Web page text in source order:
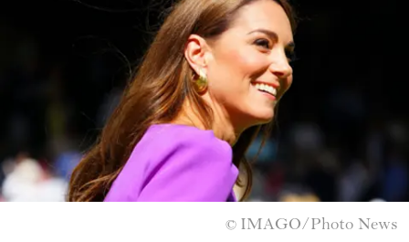
© IMAGO/Photo News